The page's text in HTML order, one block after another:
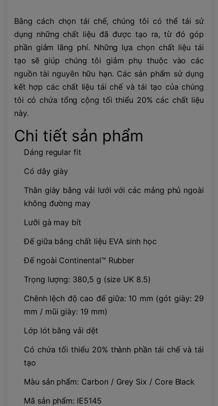
Bằng cách chọn tái chế, chúng tôi có thể tái sử
dụng những chất liệu đã được tạo ra, từ đó góp
phần giảm lãng phí. Những lựa chọn chất liệu tái
tạo sẽ giúp chúng tôi giảm phụ thuộc vào các
nguồn tài nguyên hữu hạn. Các sản phẩm sử dụng
kết hợp các chất liệu tái chế và tái tạo của chúng
tôi có chứa tổng cộng tối thiểu 20% các chất liệu
này.
Chi tiết sản phẩm
Dáng regular fit
Có dây giày
Thân giày bằng vải lưới với các mảng phủ ngoài
không đường may
Lưỡi gà may bít
Đế giữa bằng chất liệu EVA sinh học
Đế ngoài Continental™ Rubber
Trọng lượng: 380,5 g (size UK 8.5)
Chênh lệch độ cao đế giữa: 10 mm (gót giày: 29
mm / mũi giày: 19 mm)
Lớp lót bằng vải dệt
Có chứa tối thiểu 20% thành phần tái chế và tái
tạo
Màu sản phẩm: Carbon / Grey Six / Core Black
Mã sản phẩm: IE5145